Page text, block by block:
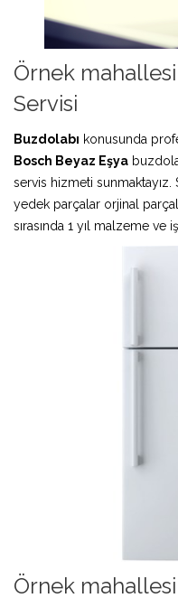
Örnek
Servisi
Buzdolabı konusunda
Bosch Beyaz Eşya
servis hizmeti sunmaktayız.
yedek parçalar orjinal
sırasında 1 yıl malzeme ve
Örnek